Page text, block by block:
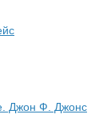
Джон Ф. Джонс